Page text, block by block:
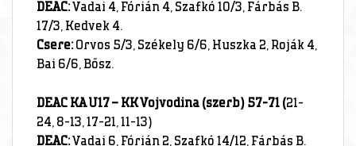
DEAC:Vadai 4, Fórián 4, Szafkó 10/3, Fárbás B.
17/3, Kedvek 4.
Csere:Orvos 5/3, Székely 6/6, Huszka 2, Roják 4,
Bai 6/6, Bősz.
DEAC KA U17 – KK Vojvodina (szerb) 57-71 (21-
24, 8-13, 17-21, 11-13)
DEAC:Vadai 6, Fórián 2, Szafkó 14/12, Fárbás B.